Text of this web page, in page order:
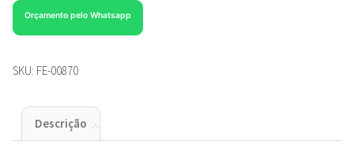
Orçamento pelo Whatsapp
SKU: FE-00870
Descrição